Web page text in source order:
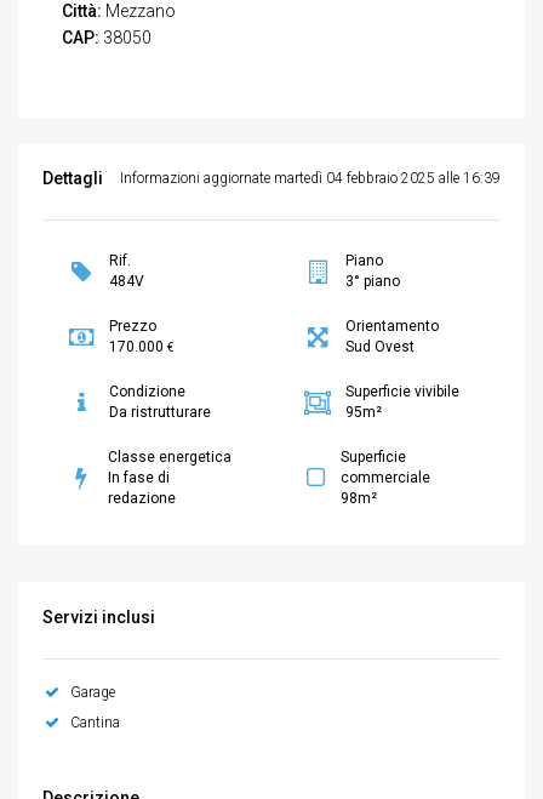
Città: Mezzano
CAP: 38050
Dettagli Informazioni aggiornate martedì 04 febbraio 2025 alle 16:39
Rif.
484V
Prezzo
170.000 €
Condizione
Da ristrutturare
Classe energetica
In fase di
redazione
Piano
3° piano
Orientamento
Sud Ovest
Superficie vivibile
95m²
Superficie
commerciale
98m²
Servizi inclusi
Garage
Cantina